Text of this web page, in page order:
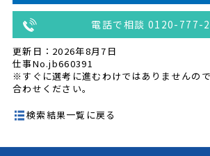
電話で相談 0120-777-
更新日：2026年8月7日
仕事No.jb660391
※すぐに選考に進むわけではありませんの
合わせください。
検索結果一覧に戻る